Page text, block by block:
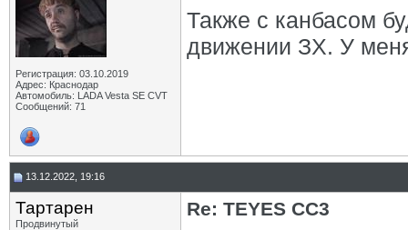
Регистрация: 03.10.2019
Адрес: Краснодар
Автомобиль: LADA Vesta SE CVT
Сообщений: 71
Также с канбасом
движении ЗХ. У
13.12.2022, 19:16
Тартарен
Продвинутый
Re: TEYES CC3